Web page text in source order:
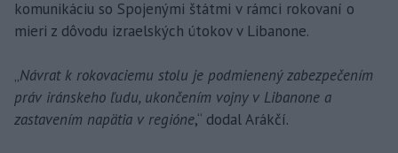
komunikáciu so Spojenými štátmi v rámci rokovaní o
mieri z dôvodu izraelských útokov v Libanone.
„Návrat k rokovaciemu stolu je podmienený zabezpečením
práv iránskeho ľudu, ukončením vojny v Libanone a
zastavením napätia v regióne,“ dodal Arákčí.